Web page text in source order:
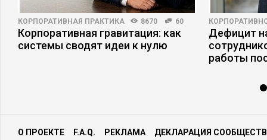
КОРПОРАТИВНАЯ ПРАКТИКА 8670 60
Корпоративная гравитация: как
системы сводят идеи к нулю
Дефицит
работы
О ПРОЕКТЕ F.A.Q. РЕКЛАМА ДЕКЛАРАЦИЯ